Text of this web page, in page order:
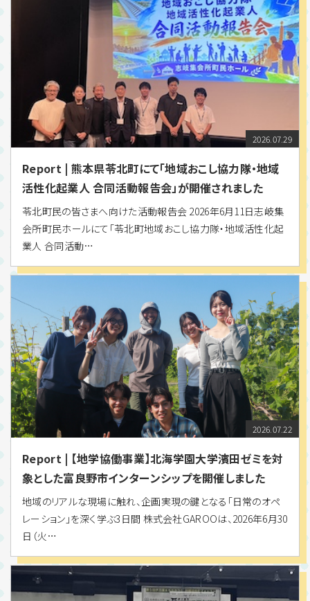
2026.07.29
Report | 熊本県苓北町にて「地域おこし協力隊・地域
活性化起業人 合同活動報告会」が開催されました
苓北町民の皆さまへ向けた活動報告会 2026年6月11日志岐集
会所町民ホールにて「苓北町地域おこし協力隊・地域活性化起
業人 合同活動…
2026.07.22
Report | 【地学協働事業】北海学園大学濱田ゼミを対
象とした富良野市インターンシップを開催しました
地域のリアルな現場に触れ、企画実現の鍵となる「日常のオペ
レーション」を深く学ぶ3日間 株式会社GAROOは、2026年6月30
日（火…